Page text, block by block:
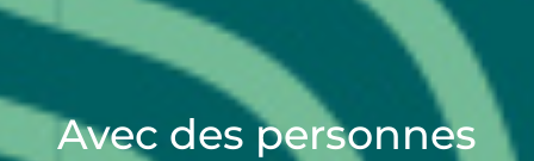
Avec des personnes